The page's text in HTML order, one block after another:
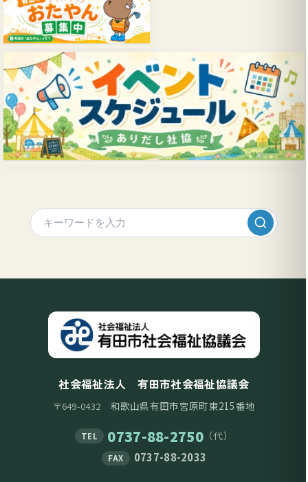
社会福祉法人 有田市社会福祉協議会
〒649-0432 和歌山県有田市宮原町東215番地
TEL 0737-88-2750（代）
FAX 0737-88-2033